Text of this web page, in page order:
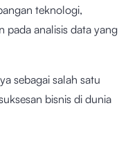
teknologi,
pada analisis data yang
sebagai salah satu
bisnis di dunia